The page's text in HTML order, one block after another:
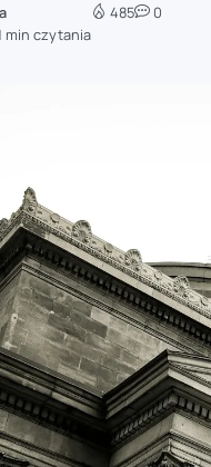
min czytania
485 0